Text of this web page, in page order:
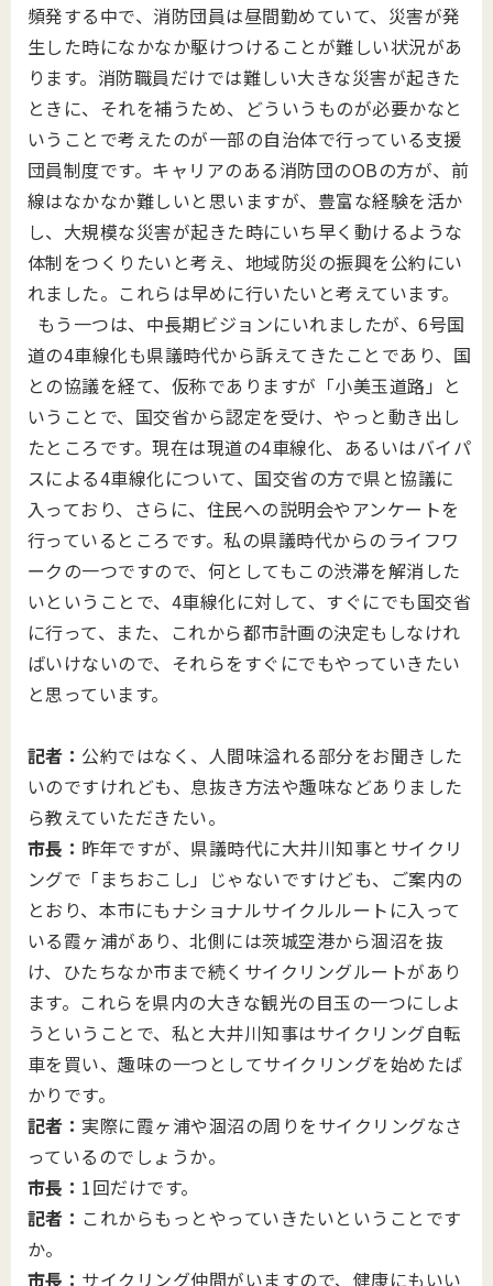
頻発する中で、消防団員は昼間勤めていて、災害が発
生した時になかなか駆けつけることが難しい状況があ
ります。消防職員だけでは難しい大きな災害が起きた
ときに、それを補うため、どういうものが必要かなと
いうことで考えたのが一部の自治体で行っている支援
団員制度です。キャリアのある消防団のOBの方が、前
線はなかなか難しいと思いますが、豊富な経験を活か
し、大規模な災害が起きた時にいち早く動けるような
体制をつくりたいと考え、地域防災の振興を公約にい
れました。これらは早めに行いたいと考えています。
もう一つは、中長期ビジョンにいれましたが、6号国
道の4車線化も県議時代から訴えてきたことであり、国
との協議を経て、仮称でありますが「小美玉道路」と
いうことで、国交省から認定を受け、やっと動き出し
たところです。現在は現道の4車線化、あるいはバイパ
スによる4車線化について、国交省の方で県と協議に
入っており、さらに、住民への説明会やアンケートを
行っているところです。私の県議時代からのライフワ
ークの一つですので、何としてもこの渋滞を解消した
いということで、4車線化に対して、すぐにでも国交省
に行って、また、これから都市計画の決定もしなけれ
ばいけないので、それらをすぐにでもやっていきたい
と思っています。
記者： 公約ではなく、人間味溢れる部分をお聞きした
いのですけれども、息抜き方法や趣味などありました
ら教えていただきたい。
市長： 昨年ですが、県議時代に大井川知事とサイクリ
ングで「まちおこし」じゃないですけども、ご案内の
とおり、本市にもナショナルサイクルルートに入って
いる霞ヶ浦があり、北側には茨城空港から涸沼を抜
け、ひたちなか市まで続くサイクリングルートがあり
ます。これらを県内の大きな観光の目玉の一つにしよ
うということで、私と大井川知事はサイクリング自転
車を買い、趣味の一つとしてサイクリングを始めたば
かりです。
記者： 実際に霞ヶ浦や涸沼の周りをサイクリングなさ
っているのでしょうか。
市長： 1回だけです。
記者： これからもっとやっていきたいということです
か。
市長： サイクリング仲間がいますので、健康にもいい